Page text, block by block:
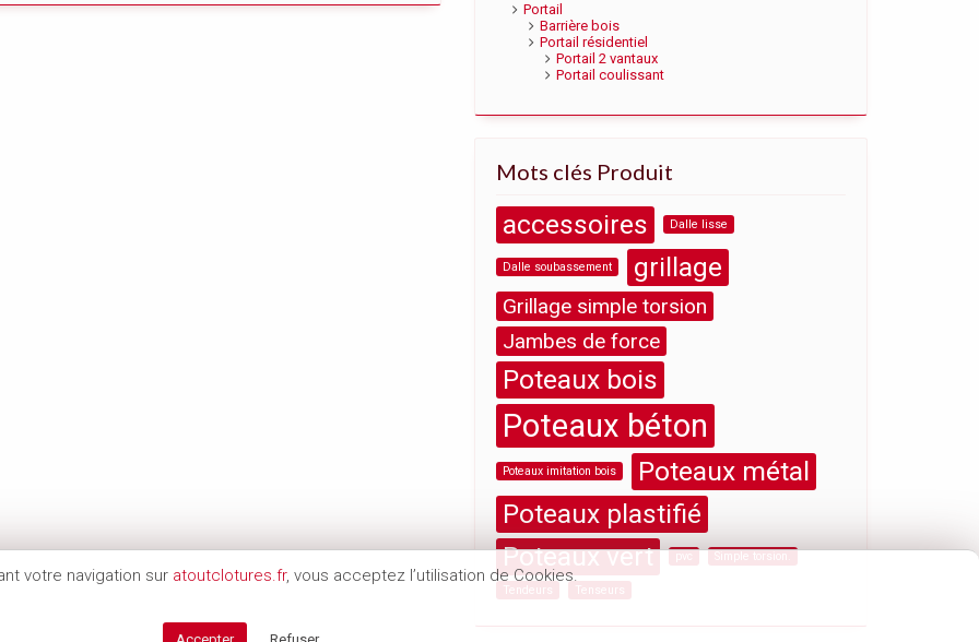
Portail
Barrière bois
Portail résidentiel
Portail 2 vantaux
Portail coulissant
Mots clés Produit
accessoires Dalle lisse
Dalle soubassement grillage
Grillage simple torsion
Jambes de force
Poteaux bois
Poteaux béton
Poteaux imitation bois
Poteaux métal
Poteaux plastifié
Poteaux vert
pvc Simple torsion.
Tendeurs Tenseurs
votre navigation sur atoutclotures.fr, vous acceptez l’utilisation de Cookies.
Accepter Refuser